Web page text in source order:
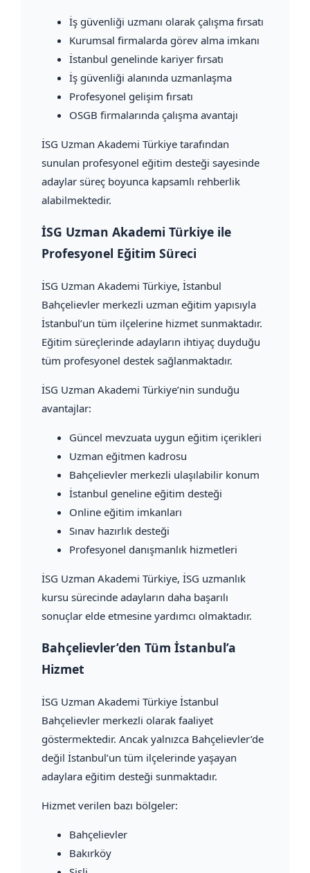
İş güvenliği uzmanı olarak çalışma fırsatı
Kurumsal firmalarda görev alma imkanı
İstanbul genelinde kariyer fırsatı
İş güvenliği alanında uzmanlaşma
Profesyonel gelişim fırsatı
OSGB firmalarında çalışma avantajı
İSG Uzman Akademi Türkiye tarafından
sunulan profesyonel eğitim desteği sayesinde
adaylar süreç boyunca kapsamlı rehberlik
alabilmektedir.
İSG Uzman Akademi Türkiye ile
Profesyonel Eğitim Süreci
İSG Uzman Akademi Türkiye, İstanbul
Bahçelievler merkezli uzman eğitim yapısıyla
İstanbul’un tüm ilçelerine hizmet sunmaktadır.
Eğitim süreçlerinde adayların ihtiyaç duyduğu
tüm profesyonel destek sağlanmaktadır.
İSG Uzman Akademi Türkiye’nin sunduğu
avantajlar:
Güncel mevzuata uygun eğitim içerikleri
Uzman eğitmen kadrosu
Bahçelievler merkezli ulaşılabilir konum
İstanbul geneline eğitim desteği
Online eğitim imkanları
Sınav hazırlık desteği
Profesyonel danışmanlık hizmetleri
İSG Uzman Akademi Türkiye, İSG uzmanlık
kursu sürecinde adayların daha başarılı
sonuçlar elde etmesine yardımcı olmaktadır.
Bahçelievler’den Tüm İstanbul’a
Hizmet
İSG Uzman Akademi Türkiye İstanbul
Bahçelievler merkezli olarak faaliyet
göstermektedir. Ancak yalnızca Bahçelievler’de
değil İstanbul’un tüm ilçelerinde yaşayan
adaylara eğitim desteği sunmaktadır.
Hizmet verilen bazı bölgeler:
Bahçelievler
Bakırköy